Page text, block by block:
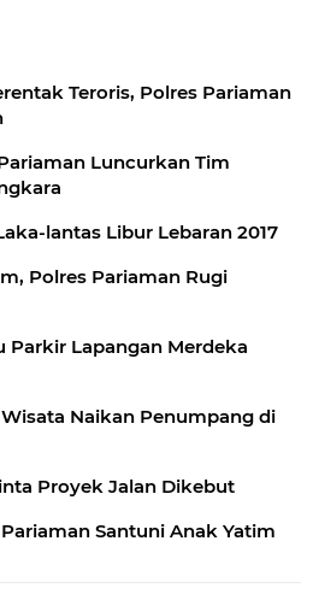
Teroris, Polres Pariaman
Luncurkan Tim
lantas Libur Lebaran 2017
Polres Pariaman Rugi
Parkir Lapangan Merdeka
Naikan Penumpang di
Proyek Jalan Dikebut
Santuni Anak Yatim